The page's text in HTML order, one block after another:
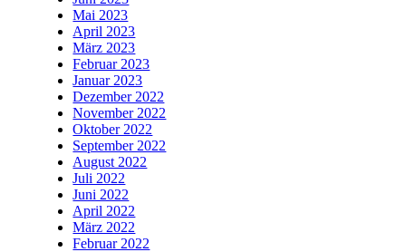
Mai 2023
April 2023
März 2023
Februar 2023
Januar 2023
Dezember 2022
November 2022
Oktober 2022
September 2022
August 2022
Juli 2022
Juni 2022
April 2022
März 2022
Februar 2022